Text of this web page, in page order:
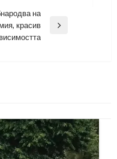
на
красив